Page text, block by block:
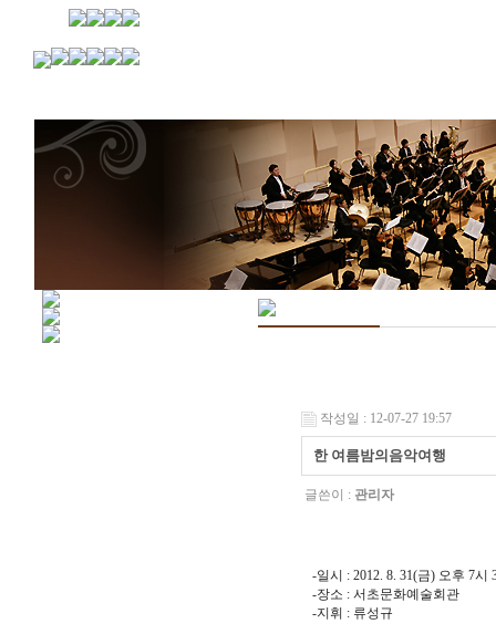
작성일 : 12-07-27 19:57
한 여름밤의음악여행
글쓴이 : 관리자
-일시 : 2012. 8. 31(금) 오후 7시
-장소 : 서초문화예술회관
-지휘 : 류성규